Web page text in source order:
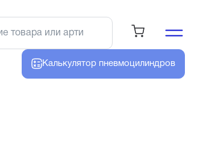
Калькулятор пневмоцилиндров